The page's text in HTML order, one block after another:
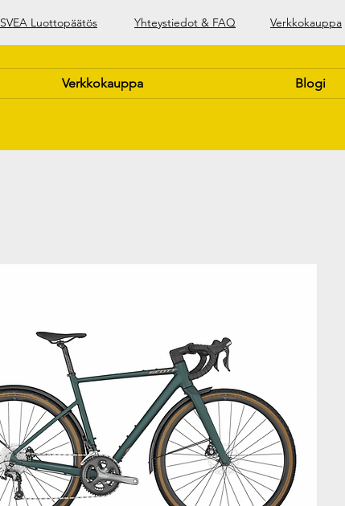
SVEA Luottopäätös Yhteystiedot & FAQ Verkkokauppa
Verkkokauppa Blogi